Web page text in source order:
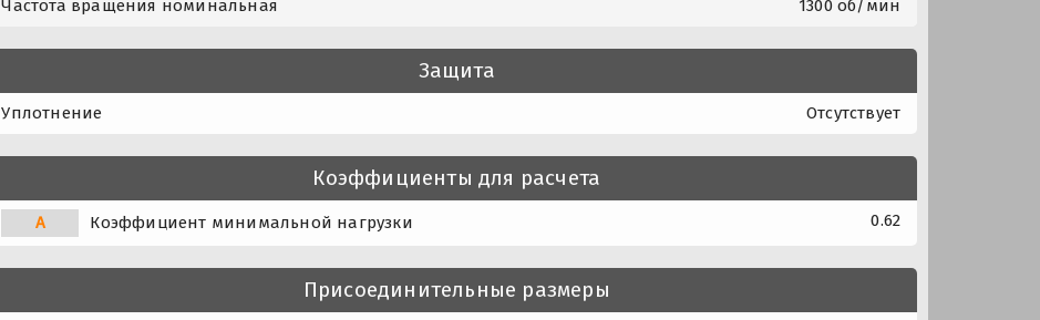
Частота вращения номинальная 1300 об/мин
Защита
Уплотнение Отсутствует
Коэффициенты для расчета
A Коэффициент минимальной нагрузки 0.62
Присоединительные размеры